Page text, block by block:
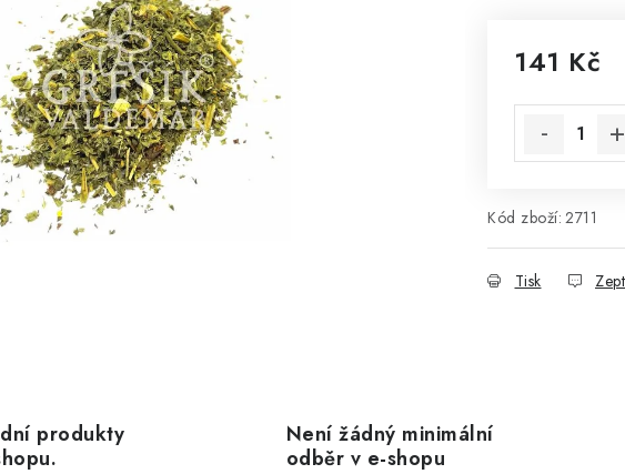
141 Kč
Kód zboží: 2711
Tisk
produkty
Není žádný minimální
odběr v e-shopu